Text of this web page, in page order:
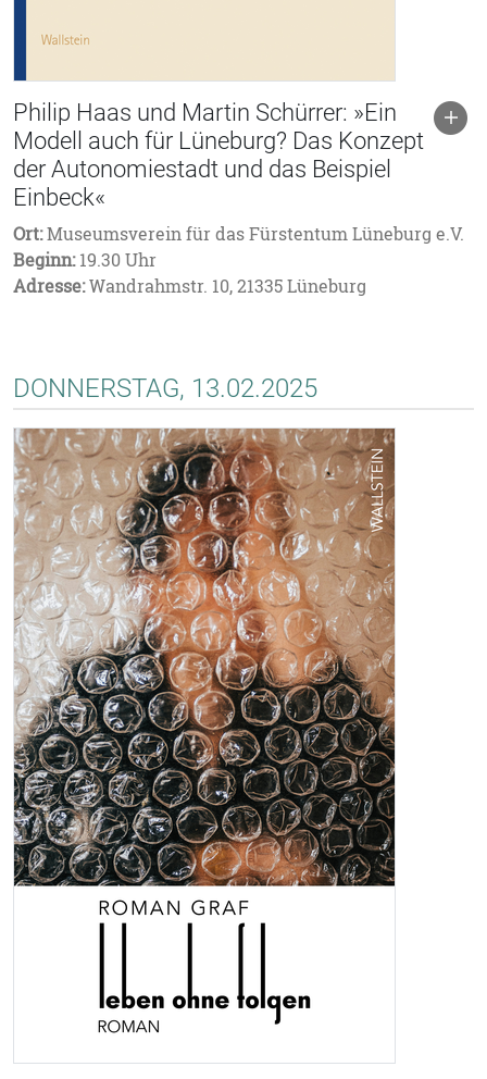
Philip Haas und Martin Schürrer: »Ein
Modell auch für Lüneburg? Das Konzept
der Autonomiestadt und das Beispiel
Einbeck«
Ort:Museumsverein für das Fürstentum Lüneburg e.V.
Beginn:19.30 Uhr
Adresse:Wandrahmstr. 10, 21335 Lüneburg
DONNERSTAG, 13.02.2025